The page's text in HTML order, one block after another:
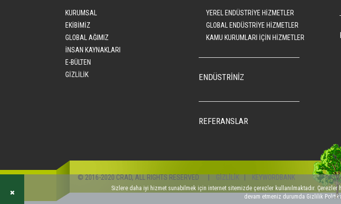
KURUMSAL
EKİBİMİZ
GLOBAL AĞIMIZ
İNSAN KAYNAKLARI
E-BÜLTEN
GİZLİLİK
YEREL ENDÜSTRİYE HİZMETLER
GLOBAL ENDÜSTRİYE HİZMETLER
KAMU KURUMLARI İÇİN HİZMETLER
ENDÜSTRİNİZ
REFERANSLAR
© 2016-2020 CRAD, ALL RIGHTS RESERVED GİZLİLİK KEYWORDBANK
Sizlere daha iyi hizmet sunabilmek için internet sitemizde çerezler kullanılmaktadır. Çerezler
devam etmeniz durumda Gizlilik